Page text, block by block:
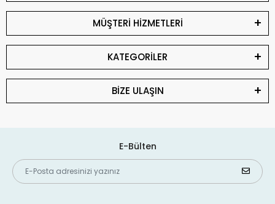
MÜŞTERİ HİZMETLERİ
KATEGORİLER
BİZE ULAŞIN
E-Bülten